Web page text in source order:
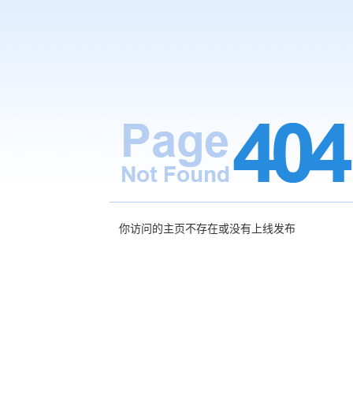
你访问的主页不存在或没有上线发布